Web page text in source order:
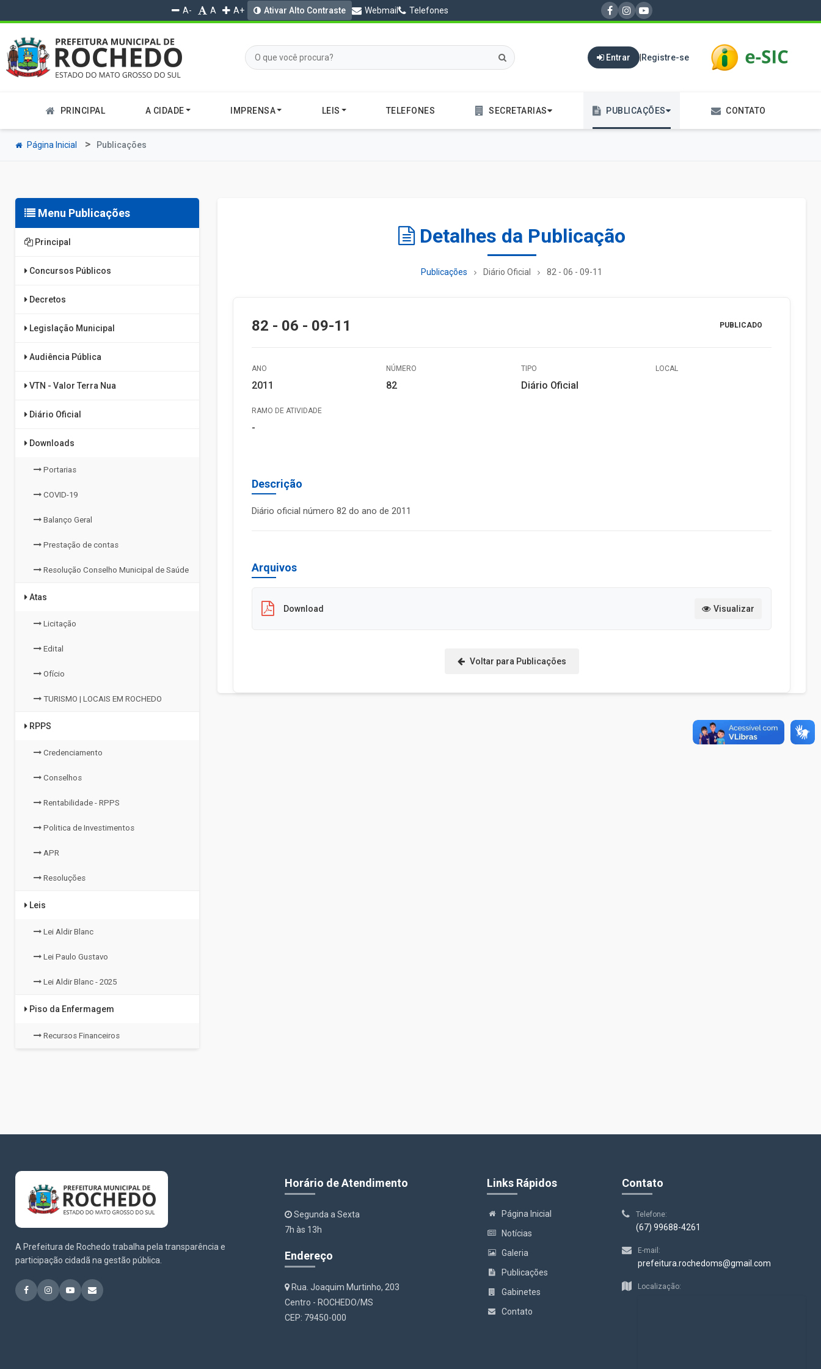
A- A A+ Ativar Alto Contraste Webmail Telefones
Entrar | Registre-se
PRINCIPAL A CIDADE IMPRENSA LEIS TELEFONES SECRETARIAS PUBLICAÇÕES CONTATO
Página Inicial Publicações
Menu Publicações
Principal
Concursos Públicos
Decretos
Legislação Municipal
Audiência Pública
VTN - Valor Terra Nua
Diário Oficial
Downloads
Portarias
COVID-19
Balanço Geral
Prestação de contas
Resolução Conselho Municipal de Saúde
Atas
Licitação
Edital
Ofício
TURISMO | LOCAIS EM ROCHEDO
RPPS
Credenciamento
Conselhos
Rentabilidade - RPPS
Politica de Investimentos
APR
Resoluções
Leis
Lei Aldir Blanc
Lei Paulo Gustavo
Lei Aldir Blanc - 2025
Piso da Enfermagem
Recursos Financeiros
Detalhes da Publicação
Publicações Diário Oficial 82 - 06 - 09-11
82 - 06 - 09-11 PUBLICADO
ANO
2011
NÚMERO
82
TIPO
Diário Oficial
LOCAL
RAMO DE ATIVIDADE
-
Descrição
Diário oficial número 82 do ano de 2011
Arquivos
Download Visualizar
Voltar para Publicações
A Prefeitura de Rochedo trabalha pela transparência e
participação cidadã na gestão pública.
Horário de Atendimento
Segunda a Sexta
7h às 13h
Endereço
Rua. Joaquim Murtinho, 203
Centro - ROCHEDO/MS
CEP: 79450-000
Links Rápidos
Página Inicial
Notícias
Galeria
Publicações
Gabinetes
Contato
Contato
Telefone:
(67) 99688-4261
E-mail:
prefeitura.rochedoms@gmail.com
Localização: